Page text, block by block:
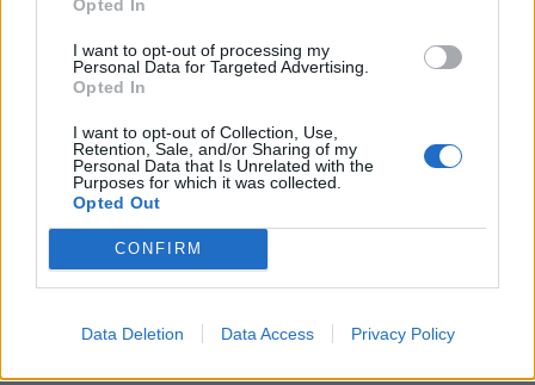
Opted In
I want to opt-out of processing my
Personal Data for Targeted Advertising.
Opted In
I want to opt-out of Collection, Use,
Retention, Sale, and/or Sharing of my
Personal Data that Is Unrelated with the
Purposes for which it was collected.
Opted Out
CONFIRM
Data Deletion Data Access Privacy Policy
Eurovision 2026: Η σειρά
εμφάνισης των 25 χωρών
στον Τελικό
15/05/2026 - 13:19
Άρχισαν οι οντισιόν για τον
νέο Τζέιμς Μποντ
15/05/2026 - 13:59